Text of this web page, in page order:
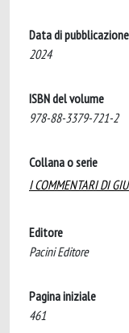
Data di pubblicazione
2024
ISBN del volume
978-88-3379-721-2
Collana o serie
I COMMENTARI DI
Editore
Pacini Editore
Pagina iniziale
461